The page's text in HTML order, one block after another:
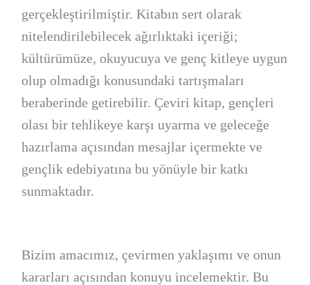
gerçekleştirilmiştir. Kitabın sert olarak
nitelendirilebilecek ağırlıktaki içeriği;
kültürümüze, okuyucuya ve genç kitleye uygun
olup olmadığı konusundaki tartışmaları
beraberinde getirebilir. Çeviri kitap, gençleri
olası bir tehlikeye karşı uyarma ve geleceğe
hazırlama açısından mesajlar içermekte ve
gençlik edebiyatına bu yönüyle bir katkı
sunmaktadır.
Bizim amacımız, çevirmen yaklaşımı ve onun
kararları açısından konuyu incelemektir. Bu